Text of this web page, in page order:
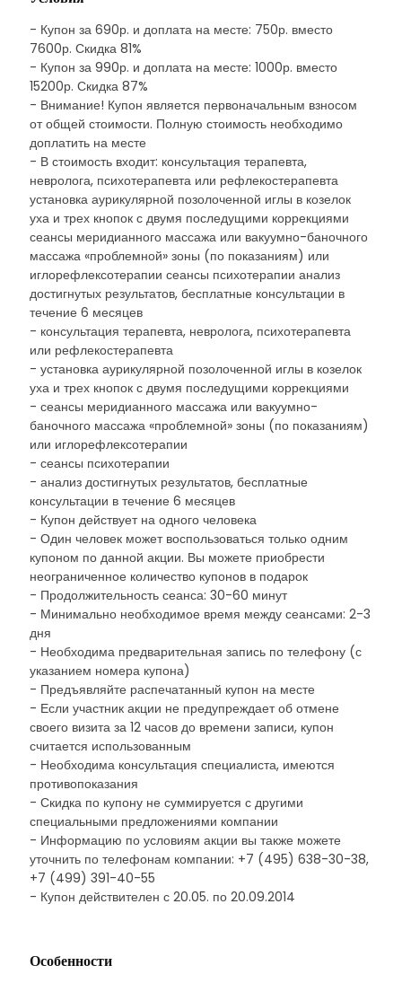
- Купон за 690р. и доплата на месте: 750р. вместо
7600р. Скидка 81%
- Купон за 990р. и доплата на месте: 1000р. вместо
15200р. Скидка 87%
- Внимание! Купон является первоначальным взносом
от общей стоимости. Полную стоимость необходимо
доплатить на месте
- В стоимость входит: консультация терапевта,
невролога, психотерапевта или рефлекостерапевта
установка аурикулярной позолоченной иглы в козелок
уха и трех кнопок с двумя последущими коррекциями
сеансы меридианного массажа или вакуумно-баночного
массажа «проблемной» зоны (по показаниям) или
иглорефлексотерапии сеансы психотерапии анализ
достигнутых результатов, бесплатные консультации в
течение 6 месяцев
- консультация терапевта, невролога, психотерапевта
или рефлекостерапевта
- установка аурикулярной позолоченной иглы в козелок
уха и трех кнопок с двумя последущими коррекциями
- сеансы меридианного массажа или вакуумно-
баночного массажа «проблемной» зоны (по показаниям)
или иглорефлексотерапии
- сеансы психотерапии
- анализ достигнутых результатов, бесплатные
консультации в течение 6 месяцев
- Купон действует на одного человека
- Один человек может воспользоваться только одним
купоном по данной акции. Вы можете приобрести
неограниченное количество купонов в подарок
- Продолжительность сеанса: 30-60 минут
- Минимально необходимое время между сеансами: 2-3
дня
- Необходима предварительная запись по телефону (с
указанием номера купона)
- Предъявляйте распечатанный купон на месте
- Если участник акции не предупреждает об отмене
своего визита за 12 часов до времени записи, купон
считается использованным
- Необходима консультация специалиста, имеются
противопоказания
- Скидка по купону не суммируется с другими
специальными предложениями компании
- Информацию по условиям акции вы также можете
уточнить по телефонам компании: +7 (495) 638-30-38,
+7 (499) 391-40-55
- Купон действителен с 20.05. по 20.09.2014
Особенности